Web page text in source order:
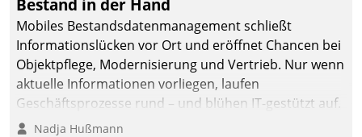
Mobiles Bestandsdatenmanagement schließt
Informationslücken vor Ort und eröffnet Chancen bei
Objektpflege, Modernisierung und Vertrieb. Nur wenn
aktuelle Informationen vorliegen, laufen
Geschäftsprozesse rund – und blühen IT-gestützt auf.
Nadja Hußmann